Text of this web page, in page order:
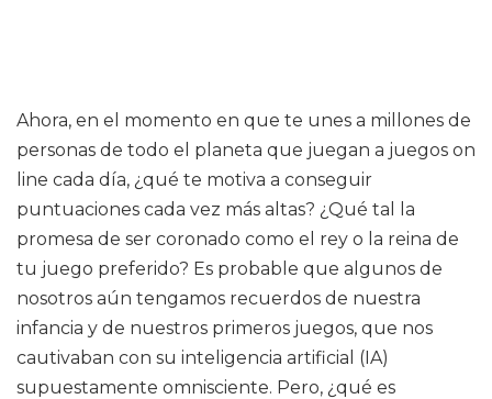
Ahora, en el momento en que te unes a millones de
personas de todo el planeta que juegan a juegos on
line cada día, ¿qué te motiva a conseguir
puntuaciones cada vez más altas? ¿Qué tal la
promesa de ser coronado como el rey o la reina de
tu juego preferido? Es probable que algunos de
nosotros aún tengamos recuerdos de nuestra
infancia y de nuestros primeros juegos, que nos
cautivaban con su inteligencia artificial (IA)
supuestamente omnisciente. Pero, ¿qué es